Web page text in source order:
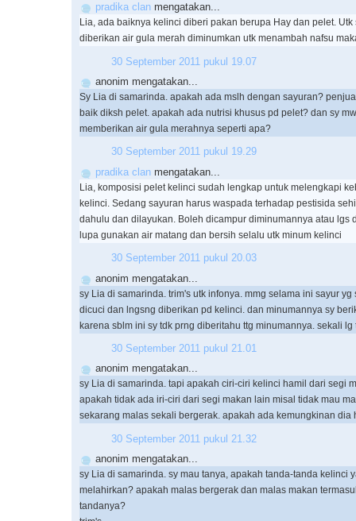
pradika clan mengatakan...
Lia, ada baiknya kelinci diberi pakan berupa Hay dan pelet. Utk
diberikan air gula merah diminumkan utk menambah nafsu
30 September 2011 pukul 19.07
anonim mengatakan...
Sy Lia di samarinda. apakah ada mslh dengan sayuran?
baik diksh pelet. apakah ada nutrisi khusus pd pelet? dan sy
memberikan air gula merahnya seperti apa?
30 September 2011 pukul 19.29
pradika clan mengatakan...
Lia, komposisi pelet kelinci sudah lengkap untuk melengkapi
kelinci. Sedang sayuran harus waspada terhadap pestisida
dahulu dan dilayukan. Boleh dicampur diminumannya atau lgs
lupa gunakan air matang dan bersih selalu utk minum kelinci
30 September 2011 pukul 20.03
anonim mengatakan...
sy Lia di samarinda. trim's utk infonya. mmg selama ini sayur yg
dicuci dan lngsng diberikan pd kelinci. dan minumannya sy
karena sblm ini sy tdk prng diberitahu ttg minumannya. sekali lg
30 September 2011 pukul 21.01
anonim mengatakan...
sy Lia di samarinda. tapi apakah ciri-ciri kelinci hamil dari segi
apakah tidak ada iri-ciri dari segi makan lain misal tidak mau
sekarang malas sekali bergerak. apakah ada kemungkinan dia
30 September 2011 pukul 21.32
anonim mengatakan...
sy Lia di samarinda. sy mau tanya, apakah tanda-tanda kelinci
melahirkan? apakah malas bergerak dan malas makan
tandanya?